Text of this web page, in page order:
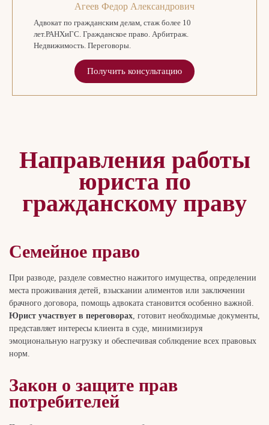
Агеев Федор Александрович
Адвокат по гражданским делам, стаж более 10
лет.РАНХиГС. Гражданское право. Арбитраж.
Недвижимость. Переговоры.
Получить консультацию
Направления работы
юриста по
гражданскому праву
Семейное право
При разводе, разделе совместно нажитого имущества, определении
места проживания детей, взыскании алиментов или заключении
брачного договора, помощь адвоката становится особенно важной.
Юрист участвует в переговорах , готовит необходимые документы,
представляет интересы клиента в суде, минимизируя
эмоциональную нагрузку и обеспечивая соблюдение всех правовых
норм.
Закон о защите прав
потребителей